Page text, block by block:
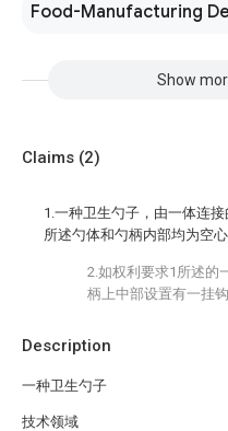
Food-Manufacturing
Show
Description
一种卫生勺子
技术领域
Claims (2)
1.一种卫生勺子，由一体连
所述勺体和勺柄内部均为空心
2.如权利要求1所述的
柄上中部设置有一挂钩